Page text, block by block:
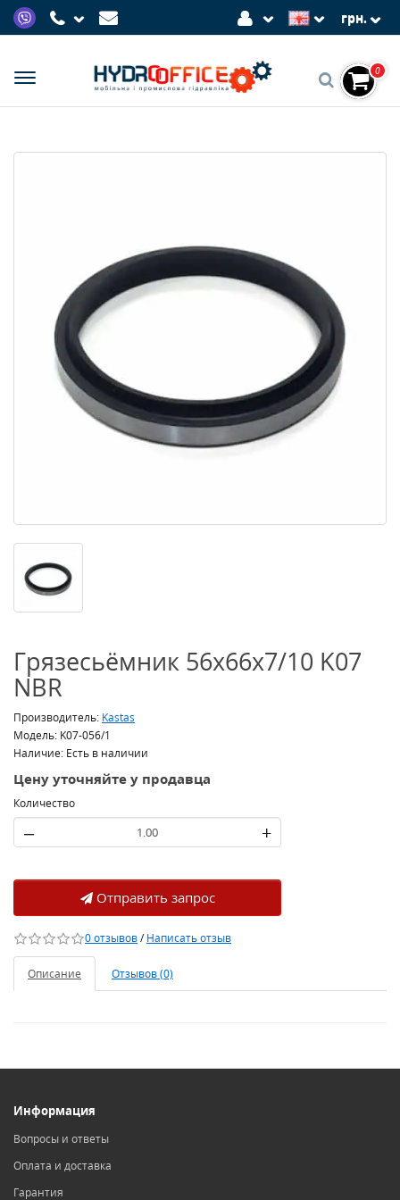
грн.
0
Грязесьёмник 56x66x7/10 K07
NBR
Производитель: Kastas
Модель: K07-056/1
Наличие: Есть в наличии
Цену уточняйте у продавца
Количество
– +
Отправить запрос
0 отзывов/Написать отзыв
Описание Отзывов (0)
Информация
Вопросы и ответы
Оплата и доставка
Гарантия